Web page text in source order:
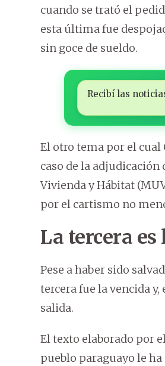
cuando se trató el
esta última fue
sin goce de sueldo.
Recibí las
El otro tema por el
caso de la
Vivienda y Hábitat
por el cartismo no
La tercera es
Pese a haber sido
tercera fue la vencida
salida.
El texto elaborado por
pueblo paraguayo le